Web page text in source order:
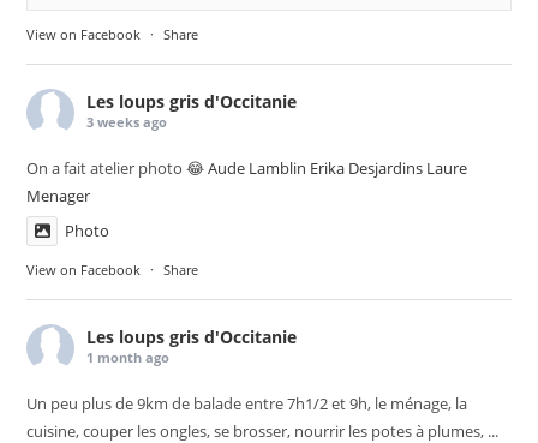
View on Facebook · Share
Les loups gris d'Occitanie
3 weeks ago
On a fait atelier photo 😂Aude Lamblin Erika Desjardins Laure
Menager
Photo
View on Facebook · Share
Les loups gris d'Occitanie
1 month ago
Un peu plus de 9km de balade entre 7h1/2 et 9h, le ménage, la
cuisine, couper les ongles, se brosser, nourrir les potes à plumes, ...